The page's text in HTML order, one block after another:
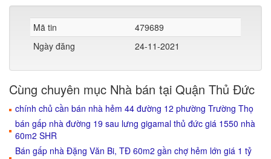
Mã tin
479689
Ngày đăng
24-11-2021
Cùng chuyên mục Nhà bán tại Quận Thủ Đức
chính chủ cần bán nhà hẻm 44 đường 12 phường Trường Thọ
bán gấp nhà đường 19 sau lưng gigamal thủ đức giá 1550 nhà
60m2 SHR
Bán gấp nhà Đặng Văn Bi, TĐ 60m2 gần chợ hẻm lớn giá 1 tỷ